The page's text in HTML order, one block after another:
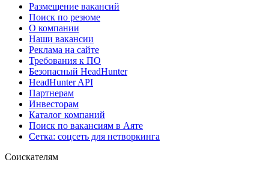
Размещение вакансий
Поиск по резюме
О компании
Наши вакансии
Реклама на сайте
Требования к ПО
Безопасный HeadHunter
HeadHunter API
Партнерам
Инвесторам
Каталог компаний
Поиск по вакансиям в Аяте
Сетка: соцсеть для нетворкинга
Соискателям